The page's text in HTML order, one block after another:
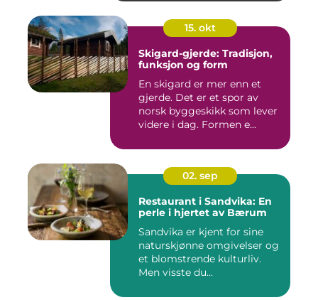
15. okt
Skigard-gjerde: Tradisjon,
funksjon og form
En skigard er mer enn et
gjerde. Det er et spor av
norsk byggeskikk som lever
videre i dag. Formen e...
02. sep
Restaurant i Sandvika: En
perle i hjertet av Bærum
Sandvika er kjent for sine
naturskjønne omgivelser og
et blomstrende kulturliv.
Men visste du...